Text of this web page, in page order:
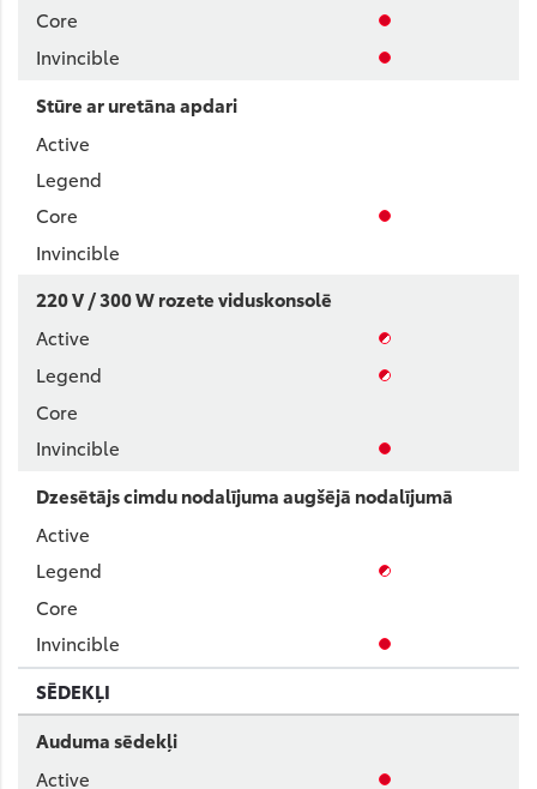
Stūre ar uretāna apdari
220 V / 300 W rozete viduskonsolē
Dzesētājs cimdu nodalījuma augšējā nodalījumā
SĒDEKĻI
Auduma sēdekļi